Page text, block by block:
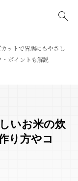
ットで胃腸にもやさし
ポイントも解説
いお米の炊
り方やコ